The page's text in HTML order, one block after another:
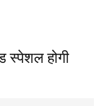
स्पेशल होगी